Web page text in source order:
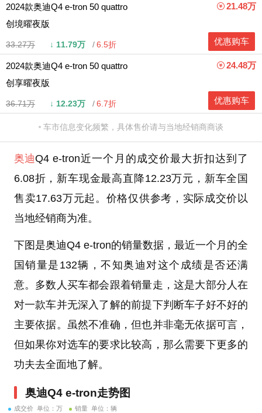
2024款奥迪Q4 e-tron 50 quattro
创境曜夜版
33.27万 ↓ 11.79万 6.5折
21.48万
优惠购车
2024款奥迪Q4 e-tron 50 quattro
创享曜夜版
36.71万 ↓ 12.23万 6.7折
24.48万
优惠购车
车市信息变化频繁，具体售价请与当地经销商商谈
奥迪Q4 e-tron近一个月的成交价最大折扣达到了
6.08折，新车现金最高直降12.23万元，新车全国
售卖17.63万元起。价格仅供参考，实际成交价以
当地经销商为准。
下图是奥迪Q4 e-tron的销量数据，最近一个月的全
国销量是132辆，不知奥迪对这个成绩是否还满
意。多数人买车都会跟着销量走，这是大部分人在
对一款车并无深入了解的前提下判断车子好不好的
主要依据。虽然不准确，但也并非毫无依据可言，
但如果你对选车的要求比较高，那么需要下更多的
功夫去全面地了解。
奥迪Q4 e-tron走势图
成交价 单位：万 销量 单位：辆